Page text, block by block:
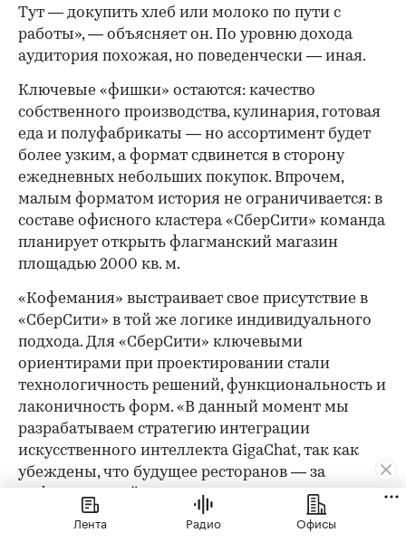
Тут — докупить хлеб или молоко по пути с
работы», — объясняет он. По уровню дохода
аудитория похожая, но поведенчески — иная.
Ключевые «фишки» остаются: качество
собственного производства, кулинария, готовая
еда и полуфабрикаты — но ассортимент будет
более узким, а формат сдвинется в сторону
ежедневных небольших покупок. Впрочем,
малым форматом история не ограничивается: в
составе офисного кластера «СберСити» команда
планирует открыть флагманский магазин
площадью 2000 кв. м.
«Кофемания» выстраивает свое присутствие в
«СберСити» в той же логике индивидуального
подхода. Для «СберСити» ключевыми
ориентирами при проектировании стали
технологичность решений, функциональность и
лаконичность форм. «В данный момент мы
разрабатываем стратегию интеграции
искусственного интеллекта GigaChat, так как
убеждены, что будущее ресторанов — за
цифровизацией», — делятся планами в пресс-
службе. Открытие в «СберСити» — логичный
Лента Радио Офисы